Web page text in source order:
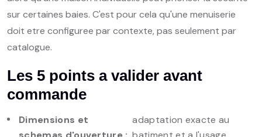
sur certaines baies. C'est pour cela qu'une menuiserie
doit etre configuree par contexte, pas seulement par
catalogue.
Les 5 points a valider avant
commande
Dimensions et
adaptation exacte au